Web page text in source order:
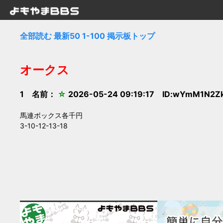
全部読む 最新50 1-100 掲示板トップ
オークス
1 名前： ☆ 2026-05-24 09:19:17
馬連ボックス各千円
3-10-12-13-18